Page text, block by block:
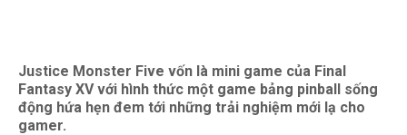
Justice Monster Five vốn là mini game của Final
Fantasy XV với hình thức một game bảng pinball sống
động hứa hẹn đem tới những trải nghiệm mới lạ cho
gamer.